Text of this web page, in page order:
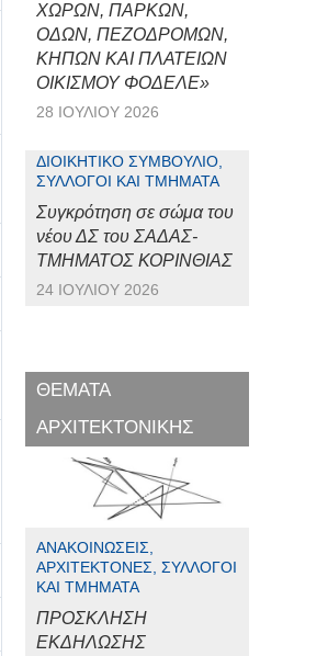
ΧΩΡΩΝ, ΠΑΡΚΩΝ,
ΟΔΩΝ, ΠΕΖΟΔΡΟΜΩΝ,
ΚΗΠΩΝ ΚΑΙ ΠΛΑΤΕΙΩΝ
ΟΙΚΙΣΜΟΥ ΦΟΔΕΛΕ»
28 ΙΟΥΛΊΟΥ 2026
ΔΙΟΙΚΗΤΙΚΌ ΣΥΜΒΟΎΛΙΟ,
ΣΎΛΛΟΓΟΙ ΚΑΙ ΤΜΉΜΑΤΑ
Συγκρότηση σε σώμα του
νέου ΔΣ του ΣΑΔΑΣ-
ΤΜΗΜΑΤΟΣ ΚΟΡΙΝΘΙΑΣ
24 ΙΟΥΛΊΟΥ 2026
ΘΕΜΑΤΑ
ΑΡΧΙΤΕΚΤΟΝΙΚΗΣ
ΑΝΑΚΟΙΝΏΣΕΙΣ,
ΑΡΧΙΤΈΚΤΟΝΕΣ, ΣΎΛΛΟΓΟΙ
ΚΑΙ ΤΜΉΜΑΤΑ
ΠΡΟΣΚΛΗΣΗ
ΕΚΔΗΛΩΣΗΣ